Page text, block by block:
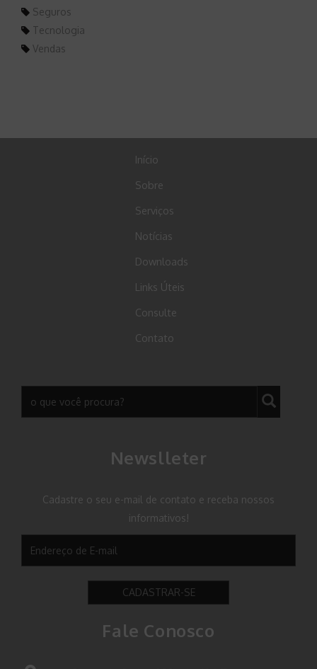
Seguros
Tecnologia
Vendas
Início
Sobre
Serviços
Notícias
Downloads
Links Úteis
Consulte
Contato
Newslleter
Cadastre o seu e-mail de contato e receba nossos
informativos!
CADASTRAR-SE
Fale Conosco